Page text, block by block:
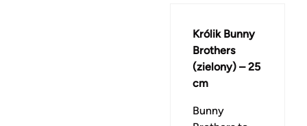
Królik Bunny
Brothers
(zielony) – 25
cm
Bunny